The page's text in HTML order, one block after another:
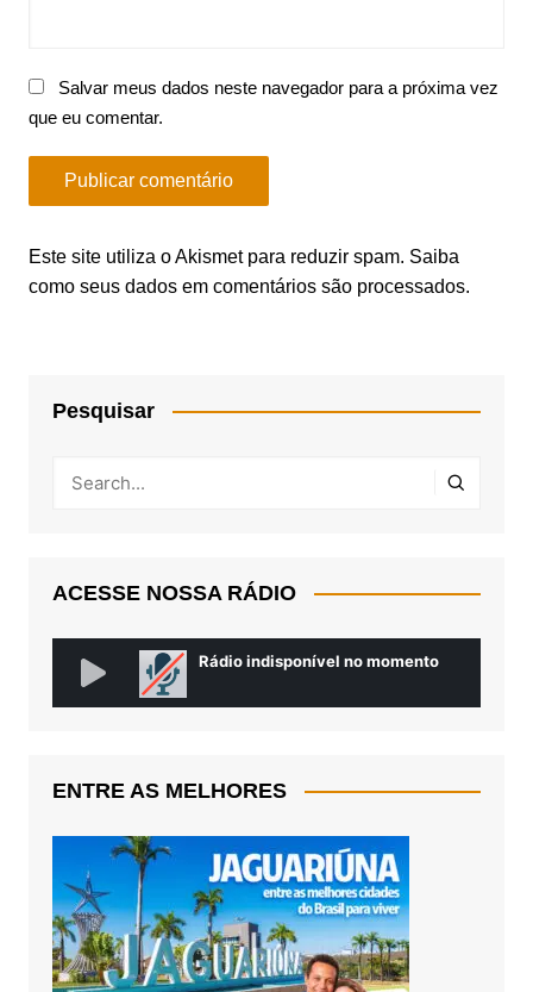
Salvar meus dados neste navegador para a próxima vez
que eu comentar.
Este site utiliza o Akismet para reduzir spam. Saiba
como seus dados em comentários são processados.
Pesquisar
ACESSE NOSSA RÁDIO
ENTRE AS MELHORES